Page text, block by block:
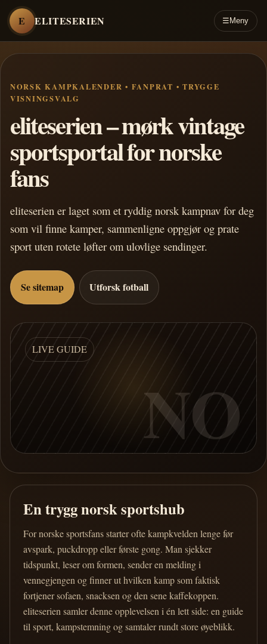
E ELITESERIEN ☰ Meny
NORSK KAMPKALENDER • FANPRAT • TRYGGE
VISNINGSVALG
eliteserien – mørk vintage
sportsportal for norske
fans
eliteserien er laget som et ryddig norsk kampnav for deg
som vil finne kamper, sammenligne oppgjør og prate
sport uten rotete løfter om ulovlige sendinger.
Se sitemap Utforsk fotball
LIVE GUIDE
NO
En trygg norsk sportshub
For norske sportsfans starter ofte kampkvelden lenge før
avspark, puckdropp eller første gong. Man sjekker
tidspunkt, leser om formen, sender en melding i
vennegjengen og finner ut hvilken kamp som faktisk
fortjener sofaen, snacksen og den sene kaffekoppen.
eliteserien samler denne opplevelsen i én lett side: en guide
til sport, kampstemning og samtaler rundt store øyeblikk.